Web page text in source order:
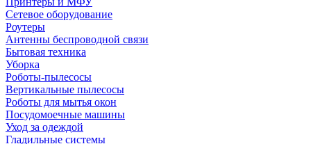
Сетевое оборудование
Роутеры
Антенны беспроводной связи
Бытовая техника
Уборка
Роботы-пылесосы
Вертикальные пылесосы
Роботы для мытья окон
Посудомоечные машины
Уход за одеждой
Гладильные системы